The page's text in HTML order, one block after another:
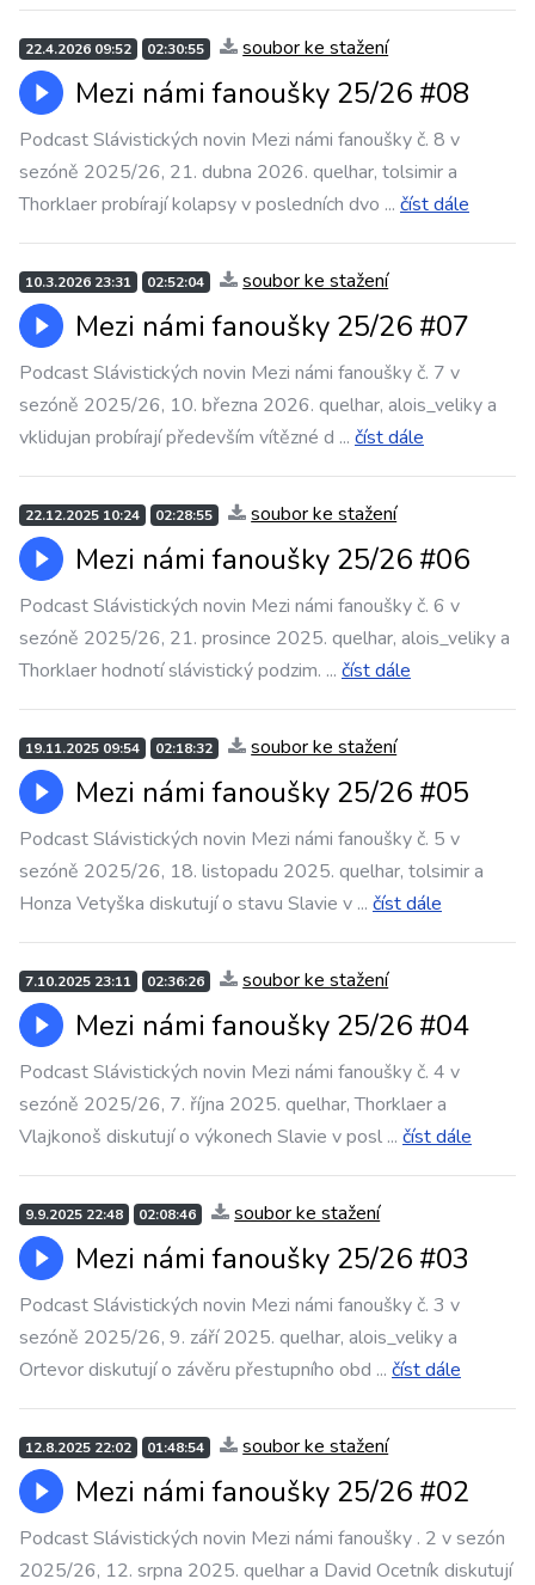
22.4.2026 09:52 02:30:55 soubor ke stažení
Mezi námi fanoušky 25/26 #08
Podcast Slávistických novin Mezi námi fanoušky č. 8 v
sezóně 2025/26, 21. dubna 2026. quelhar, tolsimir a
Thorklaer probírají kolapsy v posledních dvo ... číst dále
10.3.2026 23:31 02:52:04 soubor ke stažení
Mezi námi fanoušky 25/26 #07
Podcast Slávistických novin Mezi námi fanoušky č. 7 v
sezóně 2025/26, 10. března 2026. quelhar, alois_veliky a
vklidujan probírají především vítězné d ... číst dále
22.12.2025 10:24 02:28:55 soubor ke stažení
Mezi námi fanoušky 25/26 #06
Podcast Slávistických novin Mezi námi fanoušky č. 6 v
sezóně 2025/26, 21. prosince 2025. quelhar, alois_veliky a
Thorklaer hodnotí slávistický podzim. ... číst dále
19.11.2025 09:54 02:18:32 soubor ke stažení
Mezi námi fanoušky 25/26 #05
Podcast Slávistických novin Mezi námi fanoušky č. 5 v
sezóně 2025/26, 18. listopadu 2025. quelhar, tolsimir a
Honza Vetyška diskutují o stavu Slavie v ... číst dále
7.10.2025 23:11 02:36:26 soubor ke stažení
Mezi námi fanoušky 25/26 #04
Podcast Slávistických novin Mezi námi fanoušky č. 4 v
sezóně 2025/26, 7. října 2025. quelhar, Thorklaer a
Vlajkonoš diskutují o výkonech Slavie v posl ... číst dále
9.9.2025 22:48 02:08:46 soubor ke stažení
Mezi námi fanoušky 25/26 #03
Podcast Slávistických novin Mezi námi fanoušky č. 3 v
sezóně 2025/26, 9. září 2025. quelhar, alois_veliky a
Ortevor diskutují o závěru přestupního obd ... číst dále
12.8.2025 22:02 01:48:54 soubor ke stažení
Mezi námi fanoušky 25/26 #02
Podcast Slávistických novin Mezi námi fanoušky . 2 v sezón
2025/26, 12. srpna 2025. quelhar a David Ocetník diskutují